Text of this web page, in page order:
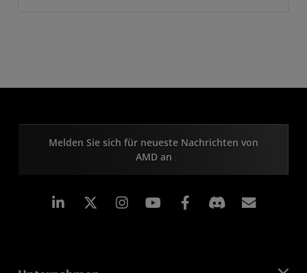
Melden Sie sich für neueste Nachrichten von
AMD an
LinkedIn Instagram Facebook